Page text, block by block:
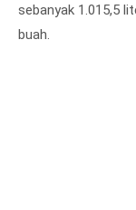
sebanyak 1.015,5
buah.